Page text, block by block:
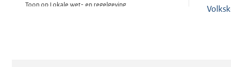
Toon op Lokale wet- en regelgeving